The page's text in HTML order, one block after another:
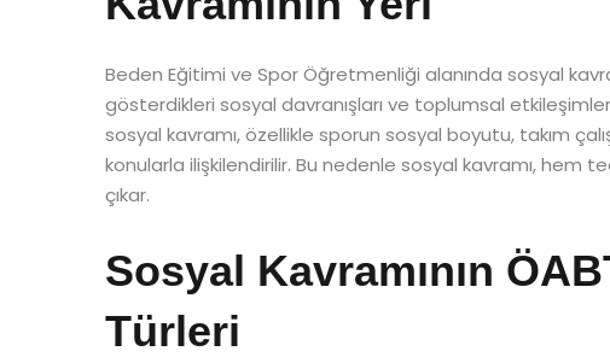
Beden Eğitimi ve Spor Öğretmenliği alanında sosyal
gösterdikleri sosyal davranışları ve toplumsal
sosyal kavramı, özellikle sporun sosyal boyutu, takım
konularla ilişkilendirilir. Bu nedenle sosyal kavramı, hem
çıkar.
Sosyal Kavramının
Türleri